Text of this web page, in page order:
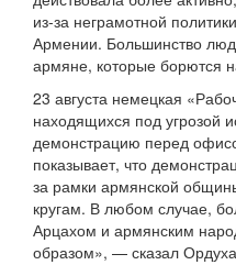
из-за неграмотной
Армении. Большинство
армяне, которые борются
23 августа немецкая
находящихся под угрозой
демонстрацию перед
показывает, что
за рамки армянской
кругам. В любом случае,
Арцахом и армянским
образом», — сказал